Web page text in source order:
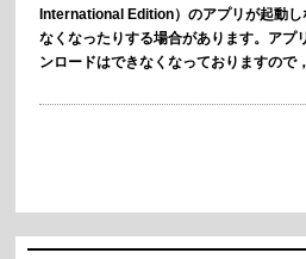
International Edition）のアプリが起動
なくなったりする場合があります。アプ
ンロードはできなくなっておりますので